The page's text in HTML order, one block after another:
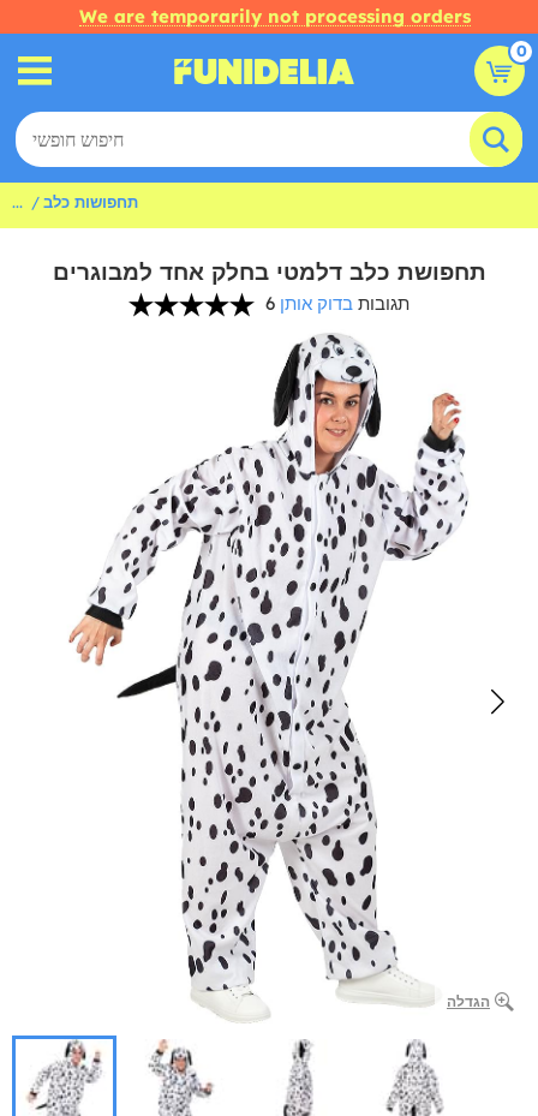
We are temporarily not processing orders
0
... תחפושות כלב
תחפושת כלב דלמטי בחלק אחד למבוגרים
6 תגובות בדוק אותן
הגדלה